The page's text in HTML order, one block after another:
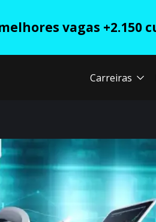
vagas +2.150
Carreiras